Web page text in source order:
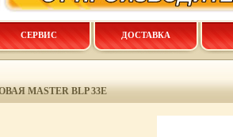
СЕРВИС ДОСТАВКА
MASTER BLP 33E